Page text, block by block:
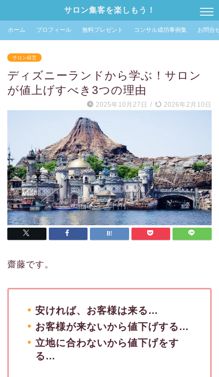
サロン集客を楽しもう！
ホーム プロフィール 無料プレゼント コンサル成功事例集 お問合
サロン経営
ディズニーランドから学ぶ！サロン
が値上げすべき3つの理由
2025年10月27日 / 2026年2月10日
齋藤です。
安ければ、お客様は来る…
お客様が来ないから値下げする…
立地に合わないから値下げをす
る…